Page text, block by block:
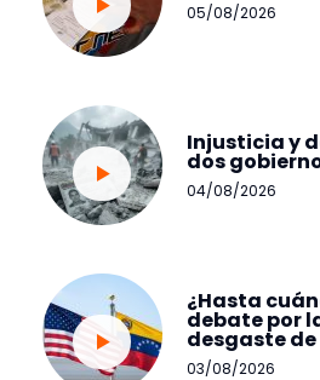
05/08/2026
Injusticia y
dos
04/08/2026
¿Hasta
debate por
desgaste
03/08/2026